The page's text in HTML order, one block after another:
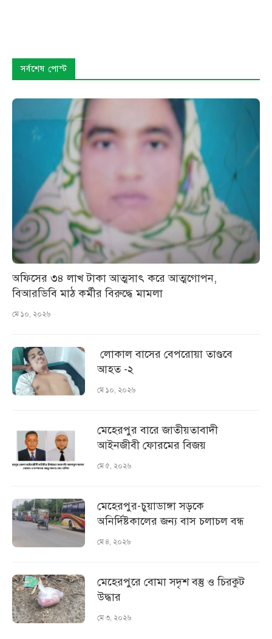
সর্বশেষ পোস্ট
অফিসের ৩৪ লাখ টাকা আত্মসাৎ করে আত্মগোপন,
বিআরডিবি মাঠ কর্মীর বিরুদ্ধে মামলা
মে ১০, ২০২৬
লোকাল বাসের বেপরোয়া তাণ্ডবে
আহত -২
মে ১০, ২০২৬
মেহেরপুর বারে জাতীয়তাবাদী
আইনজীবী ফোরমের বিজয়
মে ৫, ২০২৬
মেহেরপুর-চুয়াডাঙ্গা সড়কে
অনির্দিষ্টকালের জন্য বাস চলাচল বন্ধ
মে ৪, ২০২৬
মেহেরপুরে বোমা সদৃশ বস্তু ও চিরকুট
উদ্ধার
মে ৩, ২০২৬